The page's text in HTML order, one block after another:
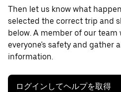
Then let us know what
selected the correct trip and
below. A member of our
everyone's safety and gather
information.
ログインしてヘルプを取得